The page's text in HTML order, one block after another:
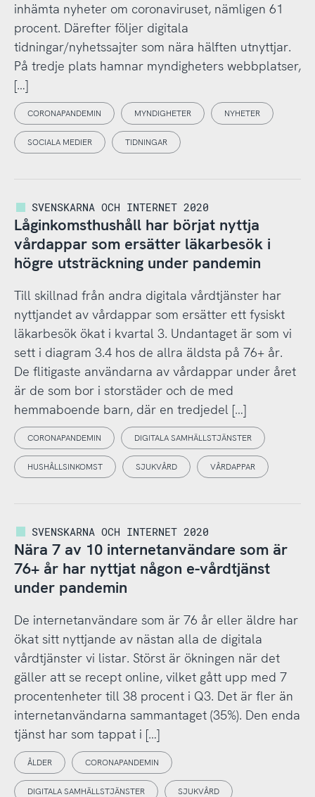
inhämta nyheter om coronaviruset, nämligen 61
procent. Därefter följer digitala
tidningar/nyhetssajter som nära hälften utnyttjar.
På tredje plats hamnar myndigheters webbplatser,
[…]
CORONAPANDEMIN MYNDIGHETER NYHETER
SOCIALA MEDIER TIDNINGAR
SVENSKARNA OCH INTERNET 2020
Låginkomsthushåll har börjat nyttja
vårdappar som ersätter läkarbesök i
högre utsträckning under pandemin
Till skillnad från andra digitala vårdtjänster har
nyttjandet av vårdappar som ersätter ett fysiskt
läkarbesök ökat i kvartal 3. Undantaget är som vi
sett i diagram 3.4 hos de allra äldsta på 76+ år.
De flitigaste användarna av vårdappar under året
är de som bor i storstäder och de med
hemmaboende barn, där en tredjedel […]
CORONAPANDEMIN DIGITALA SAMHÄLLSTJÄNSTER
HUSHÅLLSINKOMST SJUKVÅRD VÅRDAPPAR
SVENSKARNA OCH INTERNET 2020
Nära 7 av 10 internetanvändare som är
76+ år har nyttjat någon e-vårdtjänst
under pandemin
De internetanvändare som är 76 år eller äldre har
ökat sitt nyttjande av nästan alla de digitala
vårdtjänster vi listar. Störst är ökningen när det
gäller att se recept online, vilket gått upp med 7
procentenheter till 38 procent i Q3. Det är fler än
internetanvändarna sammantaget (35%). Den enda
tjänst har som tappat i […]
ÅLDER CORONAPANDEMIN
DIGITALA SAMHÄLLSTJÄNSTER SJUKVÅRD